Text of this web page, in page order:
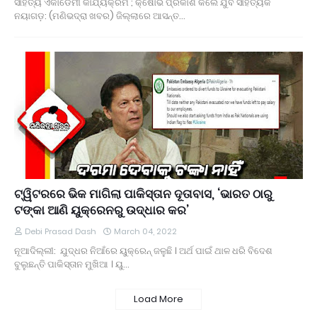
ନୟାଗଡ଼: (ମଣିଭଦ୍ରା ଖବର) ଜିଲ୍ଲାରେ ଆସନ୍ତ…
ଟ୍ୱିଟରରେ ଭିକ ମାଗିଲା ପାକିସ୍ତାନ ଦୂତାବାସ, ‘ଭାରତ ଠାରୁ
ଟଙ୍କା ଆଣି ୟୁକ୍ରେନରୁ ଉଦ୍ଧାର କର’
Debi Prasad Dash March 04, 2022
ନୂଆଦିଲ୍ଲୀ: ଯୁଦ୍ଧର ନିଆଁରେ ୟୁକ୍ରେନ୍ ଜଳୁଛି । ଅର୍ଥ ପାଇଁ ଥାଳ ଧରି ବିଦେଶ
ବୁଲୁଛନ୍ତି ପାକିସ୍ତାନ ମୁଖିଆ । ୟୁ…
Load More